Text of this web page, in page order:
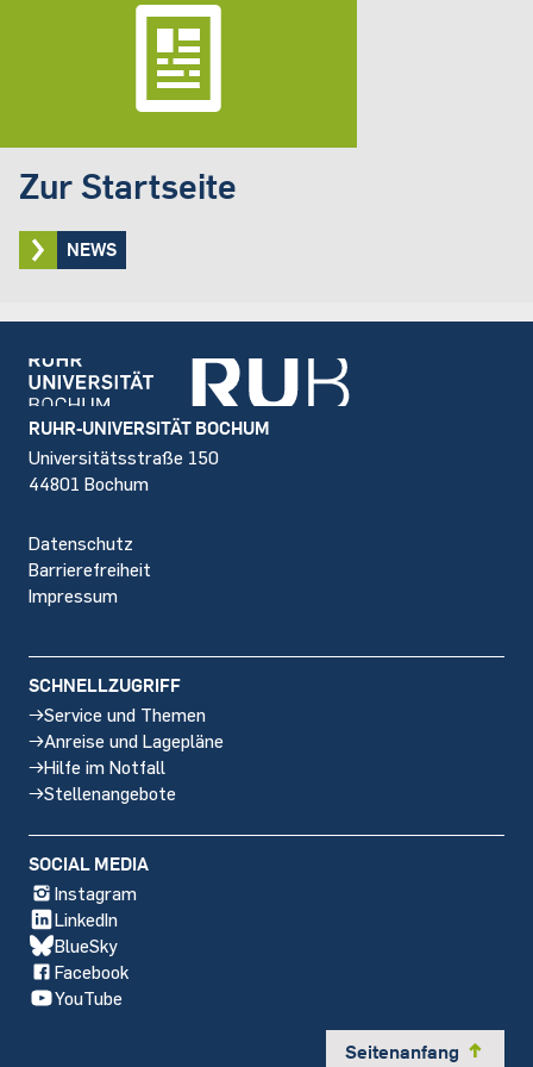
Zur Startseite
NEWS
Footer
RUHR-UNIVERSITÄT BOCHUM
Universitätsstraße 150
44801 Bochum
Datenschutz
Barrierefreiheit
Impressum
SCHNELLZUGRIFF
Service und Themen
Anreise und Lagepläne
Hilfe im Notfall
Stellenangebote
SOCIAL MEDIA
Instagram
LinkedIn
BlueSky
Facebook
YouTube
Seitenanfang y